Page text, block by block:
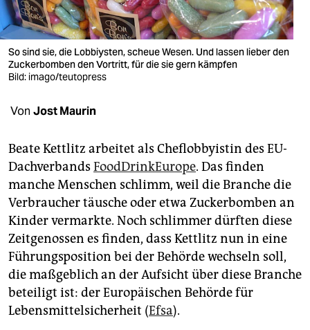
verlag
verlag
veranstaltungen
unterstützen
abo
genossenschaft
epaper login
So sind sie, die Lobbiysten, scheue Wesen. Und lassen lieber den
Zuckerbomben den Vortritt, für die sie gern kämpfen
Bild: imago/teutopress
Von Jost Maurin
Beate Kettlitz arbeitet als Cheflobbyistin des EU-
Dachverbands FoodDrinkEurope. Das finden
manche Menschen schlimm, weil die Branche die
Verbraucher täusche oder etwa Zuckerbomben an
Kinder vermarkte. Noch schlimmer dürften diese
Zeitgenossen es finden, dass Kettlitz nun in eine
Führungsposition bei der Behörde wechseln soll,
die maßgeblich an der Aufsicht über diese Branche
beteiligt ist: der Europäischen Behörde für
Lebensmittelsicherheit (Efsa).